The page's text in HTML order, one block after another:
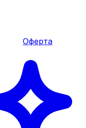
Оферта